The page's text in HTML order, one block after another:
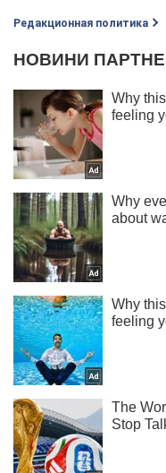
Редакционная политика